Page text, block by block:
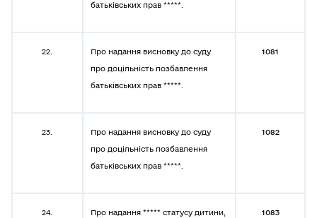
батьківських прав *****.
22.
Про надання висновку до суду
про доцільність позбавлення
батьківських прав *****.
1081
23.
Про надання висновку до суду
про доцільність позбавлення
батьківських прав *****.
1082
24.
Про надання ***** статусу дитини,
1083